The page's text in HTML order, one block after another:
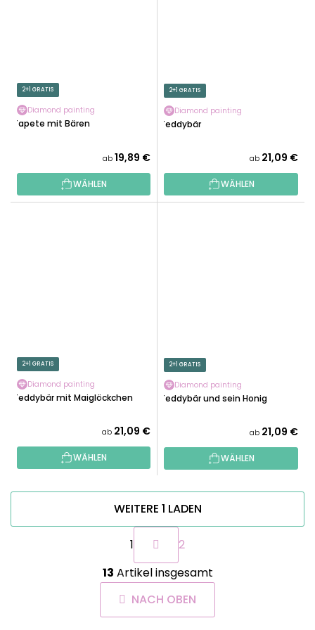
2+1 GRATIS
Diamond painting
Tapete mit Bären
ab 19,89 €
WÄHLEN
2+1 GRATIS
Diamond painting
Teddybär
ab 21,09 €
WÄHLEN
2+1 GRATIS
Diamond painting
Teddybär mit Maiglöckchen
ab 21,09 €
WÄHLEN
2+1 GRATIS
Diamond painting
Teddybär und sein Honig
ab 21,09 €
WÄHLEN
S
t
e
u
e
WEITERE 1 LADEN
P
a
g
i
n
i
e
1
2
13 Artikel insgesamt
NACH OBEN